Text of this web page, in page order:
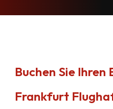
Buchen Sie Ihren
Frankfurt